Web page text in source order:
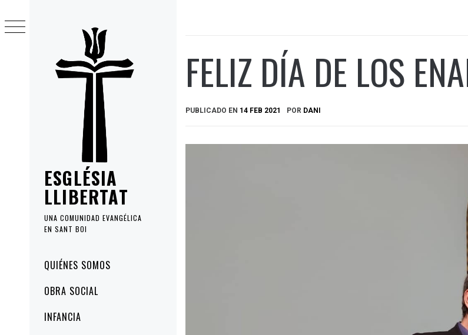
ESGLÉSIA
LLIBERTAT
UNA COMUNIDAD EVANGÉLICA
EN SANT BOI
principal
QUIÉNES SOMOS
OBRA SOCIAL
INFANCIA
al
contenido
FELIZ DÍA DE LOS
PUBLICADO EN 14 FEB 2021 POR DANI